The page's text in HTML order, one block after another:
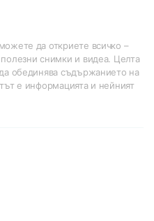
да откриете всичко –
снимки и видеа. Целта
обединява съдържанието на
е информацията и нейният